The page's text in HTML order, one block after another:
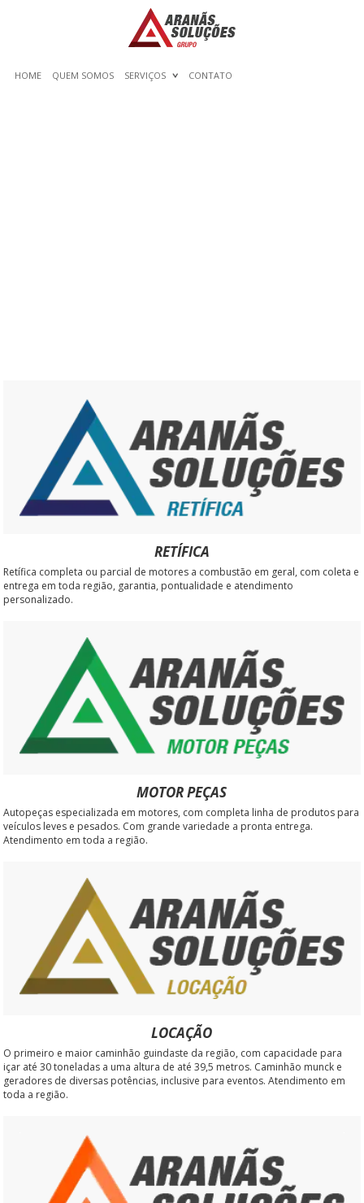
HOME QUEM SOMOS SERVIÇOS CONTATO
RETÍFICA
Retífica completa ou parcial de motores a combustão em geral, com coleta e
entrega em toda região, garantia, pontualidade e atendimento
personalizado.
MOTOR PEÇAS
Autopeças especializada em motores, com completa linha de produtos para
veículos leves e pesados. Com grande variedade a pronta entrega.
Atendimento em toda a região.
LOCAÇÃO
O primeiro e maior caminhão guindaste da região, com capacidade para
içar até 30 toneladas a uma altura de até 39,5 metros. Caminhão munck e
geradores de diversas potências, inclusive para eventos. Atendimento em
toda a região.